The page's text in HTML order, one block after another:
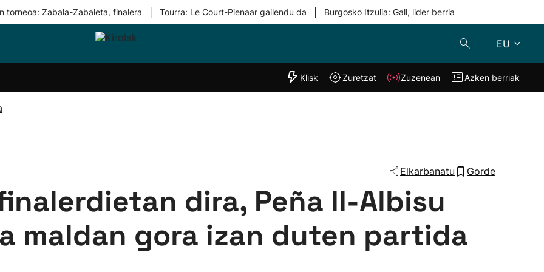
torneoa: Zabala-Zabaleta, finalera Tourra: Le Court-Pienaar gailendu da Burgosko Itzulia: Gall, lider berria
EU
Taldeak
"Helmuga"
Klisk Zuzenean
Klisk Zuretzat Zuzenean Azken berriak
Elkarbanatu Gorde
dira, Peña II-Albisu
maldan gora izan duten partida